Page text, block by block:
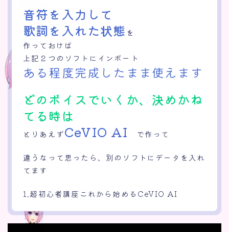
音符を入力して
歌詞を入れた状態 を
作っておけば
上記２つのソフトにインポート
ある程度完成したまま使えます
どのボイスでいくか、決めかね
てる時は
とりあえずCeVIO AI で作って
違うなって思ったら、別のソフトにデータを入れ
てます
1.超初心者講座これから始めるCeVIO AI